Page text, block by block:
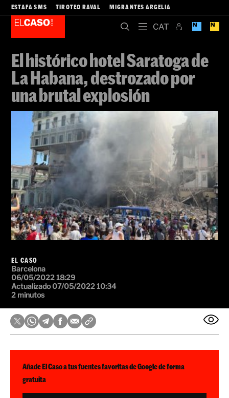
ESTAFA SMS TIROTEO RAVAL MIGRANTES ARGELIA
El histórico hotel Saratoga de
La Habana, destrozado por
una brutal explosión
EL CASO
Barcelona
06/05/2022 18:29
Actualizado 07/05/2022 10:34
2 minutos
Añade El Caso a tus fuentes favoritas de Google de forma
gratuita